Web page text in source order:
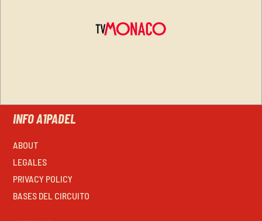
INFO A1PADEL
ABOUT
LEGALES
PRIVACY POLICY
BASES DEL CIRCUITO